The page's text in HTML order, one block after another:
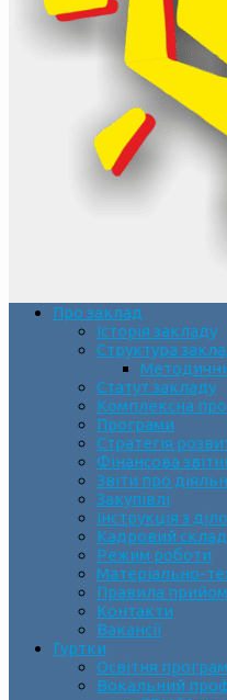
Про заклад
Історія закладу
Структура
Статут закладу
Комплексна
Програми
Стратегія
Фінансова
Звіти про
Закупівлі
Інструкція з
Кадровий
Режим роботи
Матеріально-
Правила
Контакти
Вакансії
Гуртки
Освітня
Вокальний